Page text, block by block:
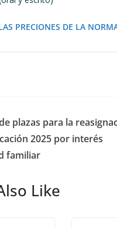
LAS PRECIONES DE LA
plazas para la
2025 por interés
familiar
Like